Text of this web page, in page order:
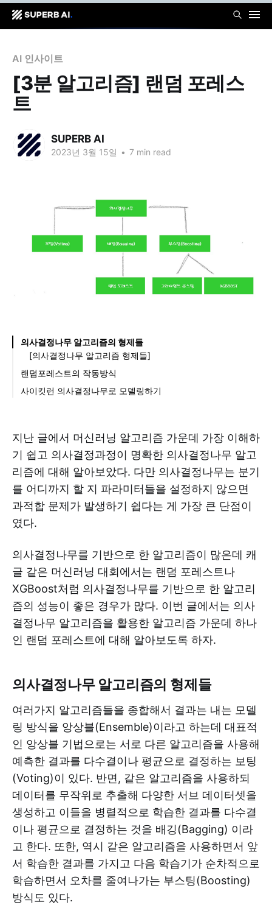
AI 인사이트
[3분 알고리즘] 랜덤 포레스
트
SUPERB AI
2023년 3월 15일 • 7 min read
의사결정나무 알고리즘의 형제들
[의사결정나무 알고리즘 형제들]
랜덤포레스트의 작동방식
[사이킷런의 랜덤포레스트 알고리즘]
사이킷런 의사결정나무로 모델링하기
지난 글에서 머신러닝 알고리즘 가운데 가장 이해하
기 쉽고 의사결정과정이 명확한 의사결정나무 알고
리즘에 대해 알아보았다. 다만 의사결정나무는 분기
를 어디까지 할 지 파라미터들을 설정하지 않으면
과적합 문제가 발생하기 쉽다는 게 가장 큰 단점이
였다.
의사결정나무를 기반으로 한 알고리즘이 많은데 캐
글 같은 머신러닝 대회에서는 랜덤 포레스트나
XGBoost처럼 의사결정나무를 기반으로 한 알고리
즘의 성능이 좋은 경우가 많다. 이번 글에서는 의사
결정나무 알고리즘을 활용한 알고리즘 가운데 하나
인 랜덤 포레스트에 대해 알아보도록 하자.
의사결정나무 알고리즘의 형제들
여러가지 알고리즘들을 종합해서 결과는 내는 모델
링 방식을 앙상블(Ensemble)이라고 하는데 대표적
인 앙상블 기법으로는 서로 다른 알고리즘을 사용해
예측한 결과를 다수결이나 평균으로 결정하는 보팅
(Voting)이 있다. 반면, 같은 알고리즘을 사용하되
데이터를 무작위로 추출해 다양한 서브 데이터셋을
생성하고 이들을 병렬적으로 학습한 결과를 다수결
이나 평균으로 결정하는 것을 배깅(Bagging) 이라
고 한다. 또한, 역시 같은 알고리즘을 사용하면서 앞
서 학습한 결과를 가지고 다음 학습기가 순차적으로
학습하면서 오차를 줄여나가는 부스팅(Boosting)
방식도 있다.